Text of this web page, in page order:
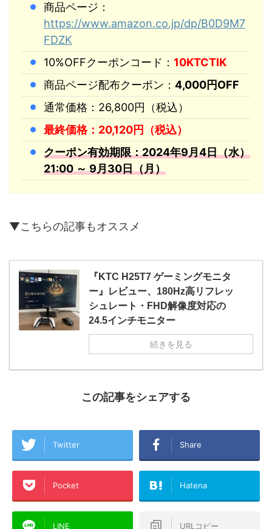
商品ページ：
https://www.amazon.co.jp/dp/B0D9M7
FDZK
10%OFFクーポンコード： 10KTCTIK
商品ページ配布クーポン： 4,000円OFF
通常価格：26,800円（税込）
最終価格：20,120円（税込）
クーポン有効期限：2024年9月4日（水）
21:00 ～ 9月30日（月）
▼こちらの記事もオススメ
『KTC H25T7 ゲーミングモニタ
ー』レビュー、180Hz高リフレッ
シュレート・FHD解像度対応の
24.5インチモニター
続きを見る
この記事をシェアする
Twitter Share
Pocket Hatena
LINE URLコピー